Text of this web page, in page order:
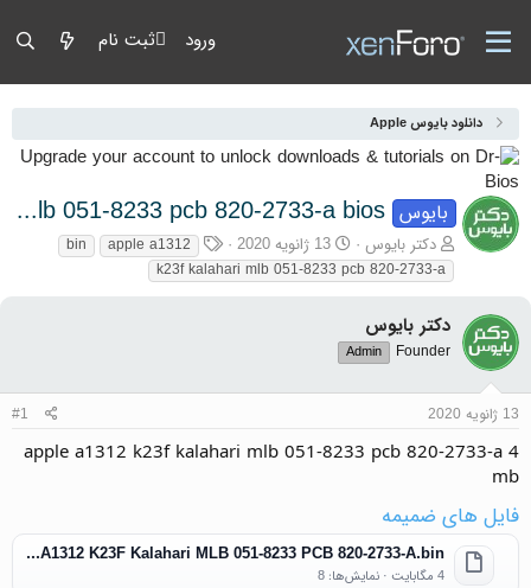
ورود ثبت نام
دانلود بایوس Apple
بایوس apple a1312 k23f kalahari mlb 051-8233 pcb 820-2733-a bios
آغازگر گفتمان
دکتر بایوس تاریخ شروع
13 ژانویه 2020 برچسب‌ها
apple a1312
bin
k23f kalahari mlb 051-8233 pcb 820-2733-a
دکتر بایوس
Founder
Admin
13 ژانویه 2020 #1
apple a1312 k23f kalahari mlb 051-8233 pcb 820-2733-a 4
mb
فایل های ضمیمه
Apple A1312 K23F Kalahari MLB 051-8233 PCB 820-2733-A.bin
4 مگابایت · نمایش‌ها: 8